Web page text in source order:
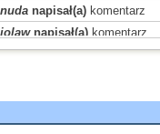
nuda napisał(a) komentarz
jolawnapisał(a) komentarz
zdziwionynapisał(a)
Grejonnapisał(a)komentarz
napisał(a)